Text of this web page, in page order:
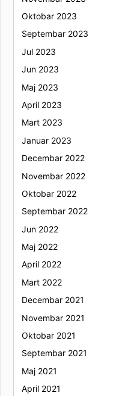
Oktobar 2023
Septembar 2023
Jul 2023
Jun 2023
Maj 2023
April 2023
Mart 2023
Januar 2023
Decembar 2022
Novembar 2022
Oktobar 2022
Septembar 2022
Jun 2022
Maj 2022
April 2022
Mart 2022
Decembar 2021
Novembar 2021
Oktobar 2021
Septembar 2021
Maj 2021
April 2021